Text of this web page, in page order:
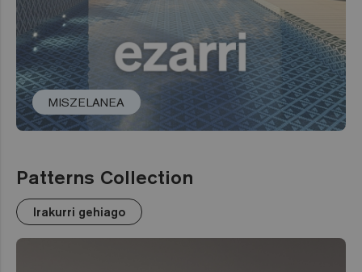
MISZELANEA
Patterns Collection
Irakurri gehiago